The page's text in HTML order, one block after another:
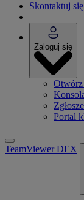
Skontaktuj
Zaloguj się
Otwórz
Portal
TeamViewer DEX